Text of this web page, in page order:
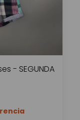
- SEGUNDA